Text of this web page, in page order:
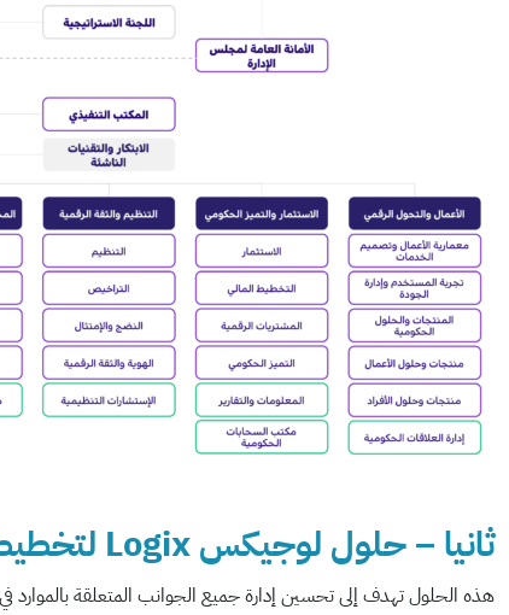
ثانيا – حلول لوجيكس Logix لتخطيط الموارد للقطاع الحكومي :
هذه الحلول تهدف إلى تحسين إدارة جميع الجوانب المتعلقة بالموارد في